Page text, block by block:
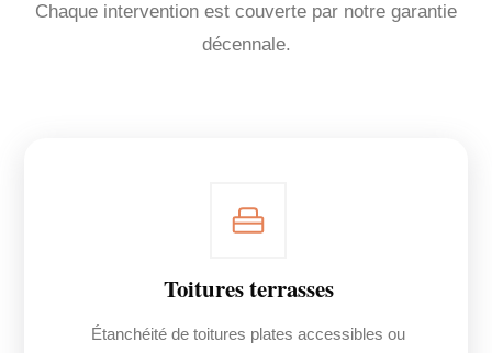
Chaque intervention est couverte par notre garantie
décennale.
Toitures terrasses
Étanchéité de toitures plates accessibles ou